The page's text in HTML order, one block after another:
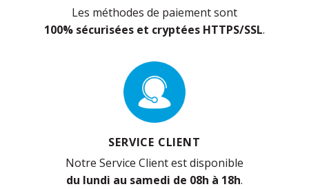
Les méthodes de paiement sont
100% sécurisées et cryptées HTTPS/SSL.
SERVICE CLIENT
Notre Service Client est disponible
du lundi au samedi de 08h à 18h.